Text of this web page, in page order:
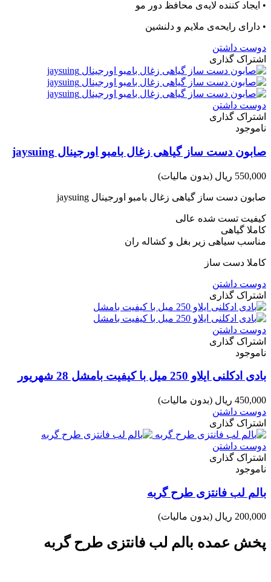
• ایجاد کننده لایه‌ی محافظ دور مو
• دارای رایحه‌ی ملایم و دلنشین
دوست داشتن
اشتراک گذاری
دوست داشتن
اشتراک گذاری
ناموجود
صابون دست ساز گیاهی زغال بامبو اورجینال jaysuing
550,000 ریال (بدون مالیات)
صابون دست ساز گیاهی زغال بامبو اورجینال jaysuing
کیفیت تست شده عالی
کاملا گیاهی
مناسب سیاهی زیر بغل و کشاله ران
کاملا دست ساز
دوست داشتن
اشتراک گذاری
دوست داشتن
اشتراک گذاری
ناموجود
بادی ادکلنی ایلاو 250 میل با کیفیت بامشل 28 شهریور
450,000 ریال
(بدون مالیات)
دوست داشتن
اشتراک گذاری
دوست داشتن
اشتراک گذاری
ناموجود
بالم لب فانتزی طرح گربه
200,000 ریال (بدون مالیات)
پخش عمده بالم لب فانتزی طرح گربه